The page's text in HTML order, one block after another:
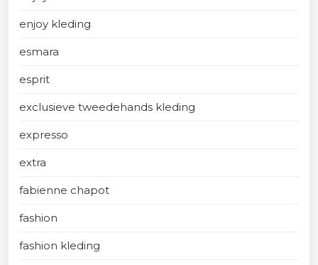
enjoy kleding
esmara
esprit
exclusieve tweedehands kleding
expresso
extra
fabienne chapot
fashion
fashion kleding